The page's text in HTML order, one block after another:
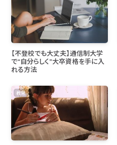
【不登校でも大丈夫】通信制大学
で“自分らしく”大卒資格を手に入
れる方法
教育